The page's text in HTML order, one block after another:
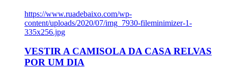
https://www.ruadebaixo.com/wp-
content/uploads/2020/07/img_7930-fileminimizer-1-
335x256.jpg
VESTIR A CAMISOLA DA CASA RELVAS
POR UM DIA